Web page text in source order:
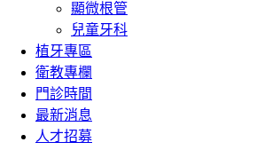
顯微根管
兒童牙科
植牙專區
衛教專欄
門診時間
最新消息
人才招募